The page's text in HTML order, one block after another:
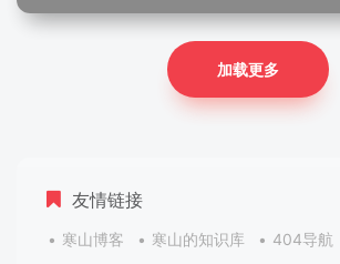
加载更多
友情链接
寒山博客 寒山的知识库
404导航